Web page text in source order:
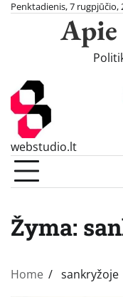
SkipPenktadienis, 7 rugpjūčio,
webstudio.lt
Žyma:
Home sankryžoje